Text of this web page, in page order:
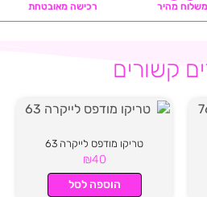
משלוח מהיר רכישה מאובטחת
קשורים
טריקו מודפס לייקרה 63
₪40
הוספה לסל